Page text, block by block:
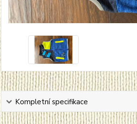
Kompletní specifikace